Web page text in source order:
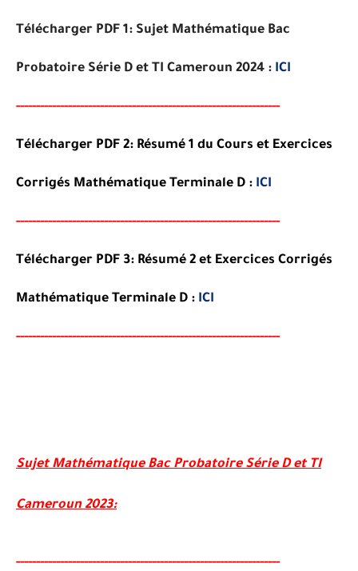
Télécharger PDF 1: Sujet Mathématique Bac
Probatoire Série D et TI Cameroun 2024 : ICI
------------------------------------------------------------------
Télécharger PDF 2: Résumé 1 du Cours et Exercices
Corrigés Mathématique Terminale D : ICI
------------------------------------------------------------------
Télécharger PDF 3: Résumé 2 et Exercices Corrigés
Mathématique Terminale D : ICI
------------------------------------------------------------------
Sujet Mathématique Bac Probatoire Série D et TI
Cameroun 2023:
------------------------------------------------------------------